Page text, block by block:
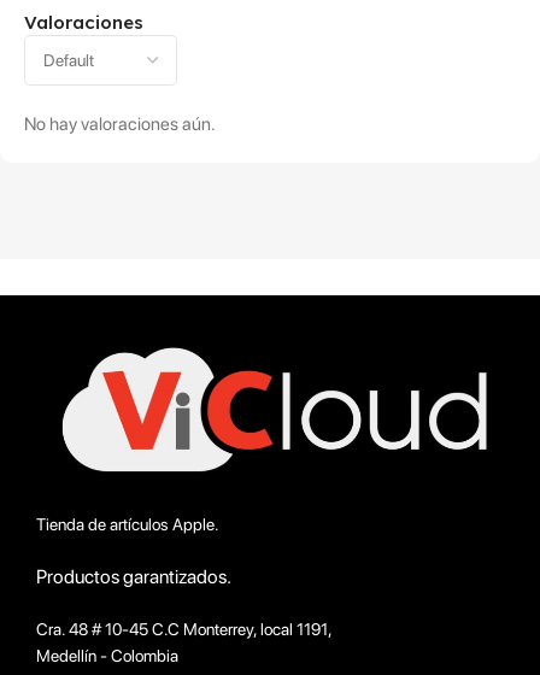
Valoraciones
No hay valoraciones aún.
Tienda de artículos Apple.
Productos garantizados.
Cra. 48 # 10-45 C.C Monterrey, local 1191,
Medellín - Colombia